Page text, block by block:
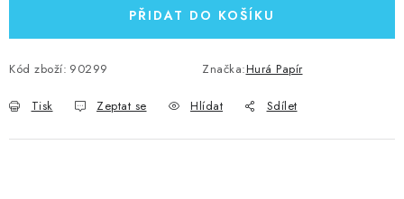
PŘIDAT DO KOŠÍKU
Kód zboží: 90299 Značka:Hurá Papír
Tisk Zeptat se Hlídat Sdílet